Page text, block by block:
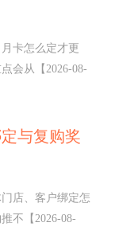
卡怎么定才更
会从
【2026-08-
与复购奖
店、客户绑定怎
不 【2026-08-